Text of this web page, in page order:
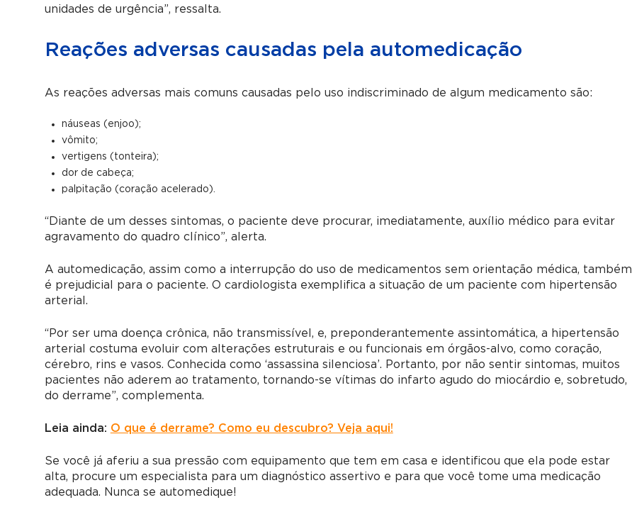
unidades de urgência”, ressalta.
Reações adversas causadas pela automedicação
As reações adversas mais comuns causadas pelo uso indiscriminado de algum medicamento são:
náuseas (enjoo);
vômito;
vertigens (tonteira);
dor de cabeça;
palpitação (coração acelerado).
“Diante de um desses sintomas, o paciente deve procurar, imediatamente, auxílio médico para evitar
agravamento do quadro clínico”, alerta.
A automedicação, assim como a interrupção do uso de medicamentos sem orientação médica, também
é prejudicial para o paciente. O cardiologista exemplifica a situação de um paciente com hipertensão
arterial.
“Por ser uma doença crônica, não transmissível, e, preponderantemente assintomática, a hipertensão
arterial costuma evoluir com alterações estruturais e ou funcionais em órgãos-alvo, como coração,
cérebro, rins e vasos. Conhecida como ‘assassina silenciosa’. Portanto, por não sentir sintomas, muitos
pacientes não aderem ao tratamento, tornando-se vítimas do infarto agudo do miocárdio e, sobretudo,
do derrame”, complementa.
Leia ainda: O que é derrame? Como eu descubro? Veja aqui!
Se você já aferiu a sua pressão com equipamento que tem em casa e identificou que ela pode estar
alta, procure um especialista para um diagnóstico assertivo e para que você tome uma medicação
adequada. Nunca se automedique!